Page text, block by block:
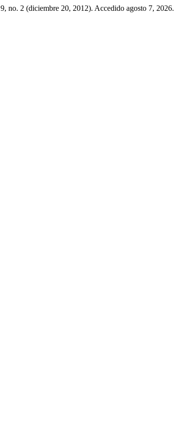
9, no. 2 (diciembre 20, 2012). Accedido agosto 7, 2026.